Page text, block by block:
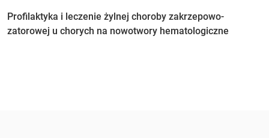
Profilaktyka i leczenie żylnej choroby zakrzepowo-
zatorowej u chorych na nowotwory hematologiczne